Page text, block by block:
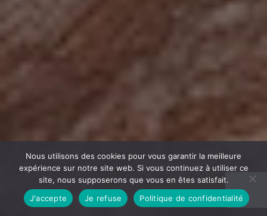
Nous utilisons des cookies pour vous garantir la meilleure
expérience sur notre site web. Si vous continuez à utiliser ce
site, nous supposerons que vous en êtes satisfait.
J'accepte
Je refuse Politique de confidentialité